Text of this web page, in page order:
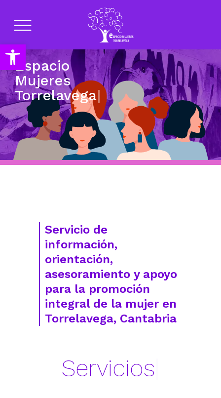
Abrir barra de herramientas
Espacio
Mujeres
Torrelave|
Servicio de
información,
orientación,
asesoramiento y apoyo
para la promoción
integral de la mujer en
Torrelavega, Cantabria
Servicios